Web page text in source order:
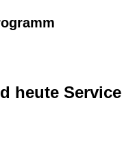
heute Service